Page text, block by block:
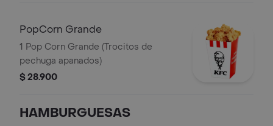
PopCorn Grande
1 Pop Corn Grande (Trocitos de
pechuga apanados)
$ 28.900
HAMBURGUESAS